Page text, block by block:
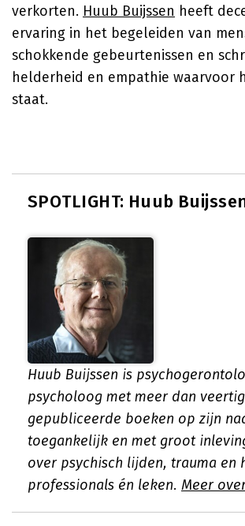
verkorten. Huub Buijssen heeft
ervaring in het begeleiden van
schokkende gebeurtenissen en
helderheid en empathie waarvoor
staat.
SPOTLIGHT: Huub
Huub Buijssen is
psycholoog met meer dan veertig
gepubliceerde boeken op zijn
toegankelijk en met groot
over psychisch lijden, trauma en
professionals én leken. Meer